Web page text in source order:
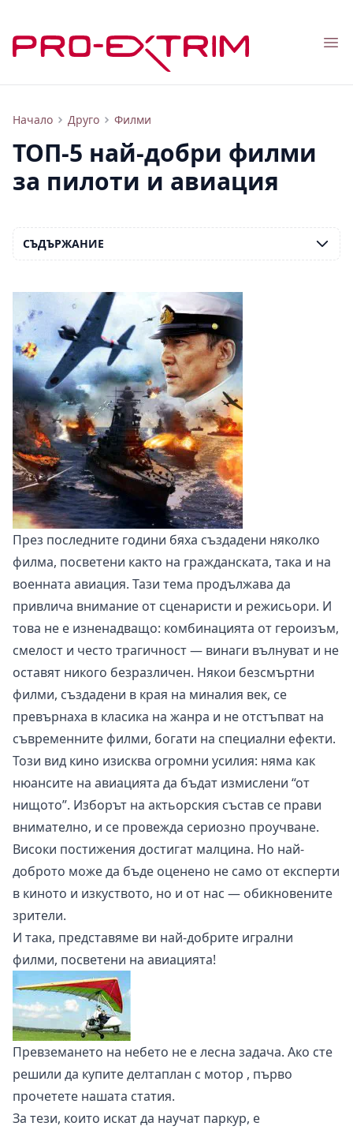
Начало Друго Филми
Най-добрите филми за авиацията
ТОП-5 най-добри филми
за пилоти и авиация
През последните години бяха създадени няколко
филма, посветени както на гражданската, така и на
военната авиация. Тази тема продължава да
привлича внимание от сценаристи и режисьори. И
това не е изненадващо: комбинацията от героизъм,
смелост и често трагичност — винаги вълнуват и не
оставят никого безразличен. Някои безсмъртни
филми, създадени в края на миналия век, се
превърнаха в класика на жанра и не отстъпват на
съвременните филми, богати на специални ефекти.
Този вид кино изисква огромни усилия: няма как
нюансите на авиацията да бъдат измислени “от
нищото”. Изборът на актьорския състав се прави
внимателно, и се провежда сериозно проучване.
Високи постижения достигат малцина. Но най-
доброто може да бъде оценено не само от експерти
в киното и изкуството, но и от нас — обикновените
зрители.
И така, представяме ви най-добрите игрални
филми, посветени на авиацията!
Превземането на небето не е лесна задача. Ако сте
решили да купите делтаплан с мотор , първо
прочетете нашата статия.
За тези, които искат да научат паркур, е
СЪДЪРЖАНИЕ